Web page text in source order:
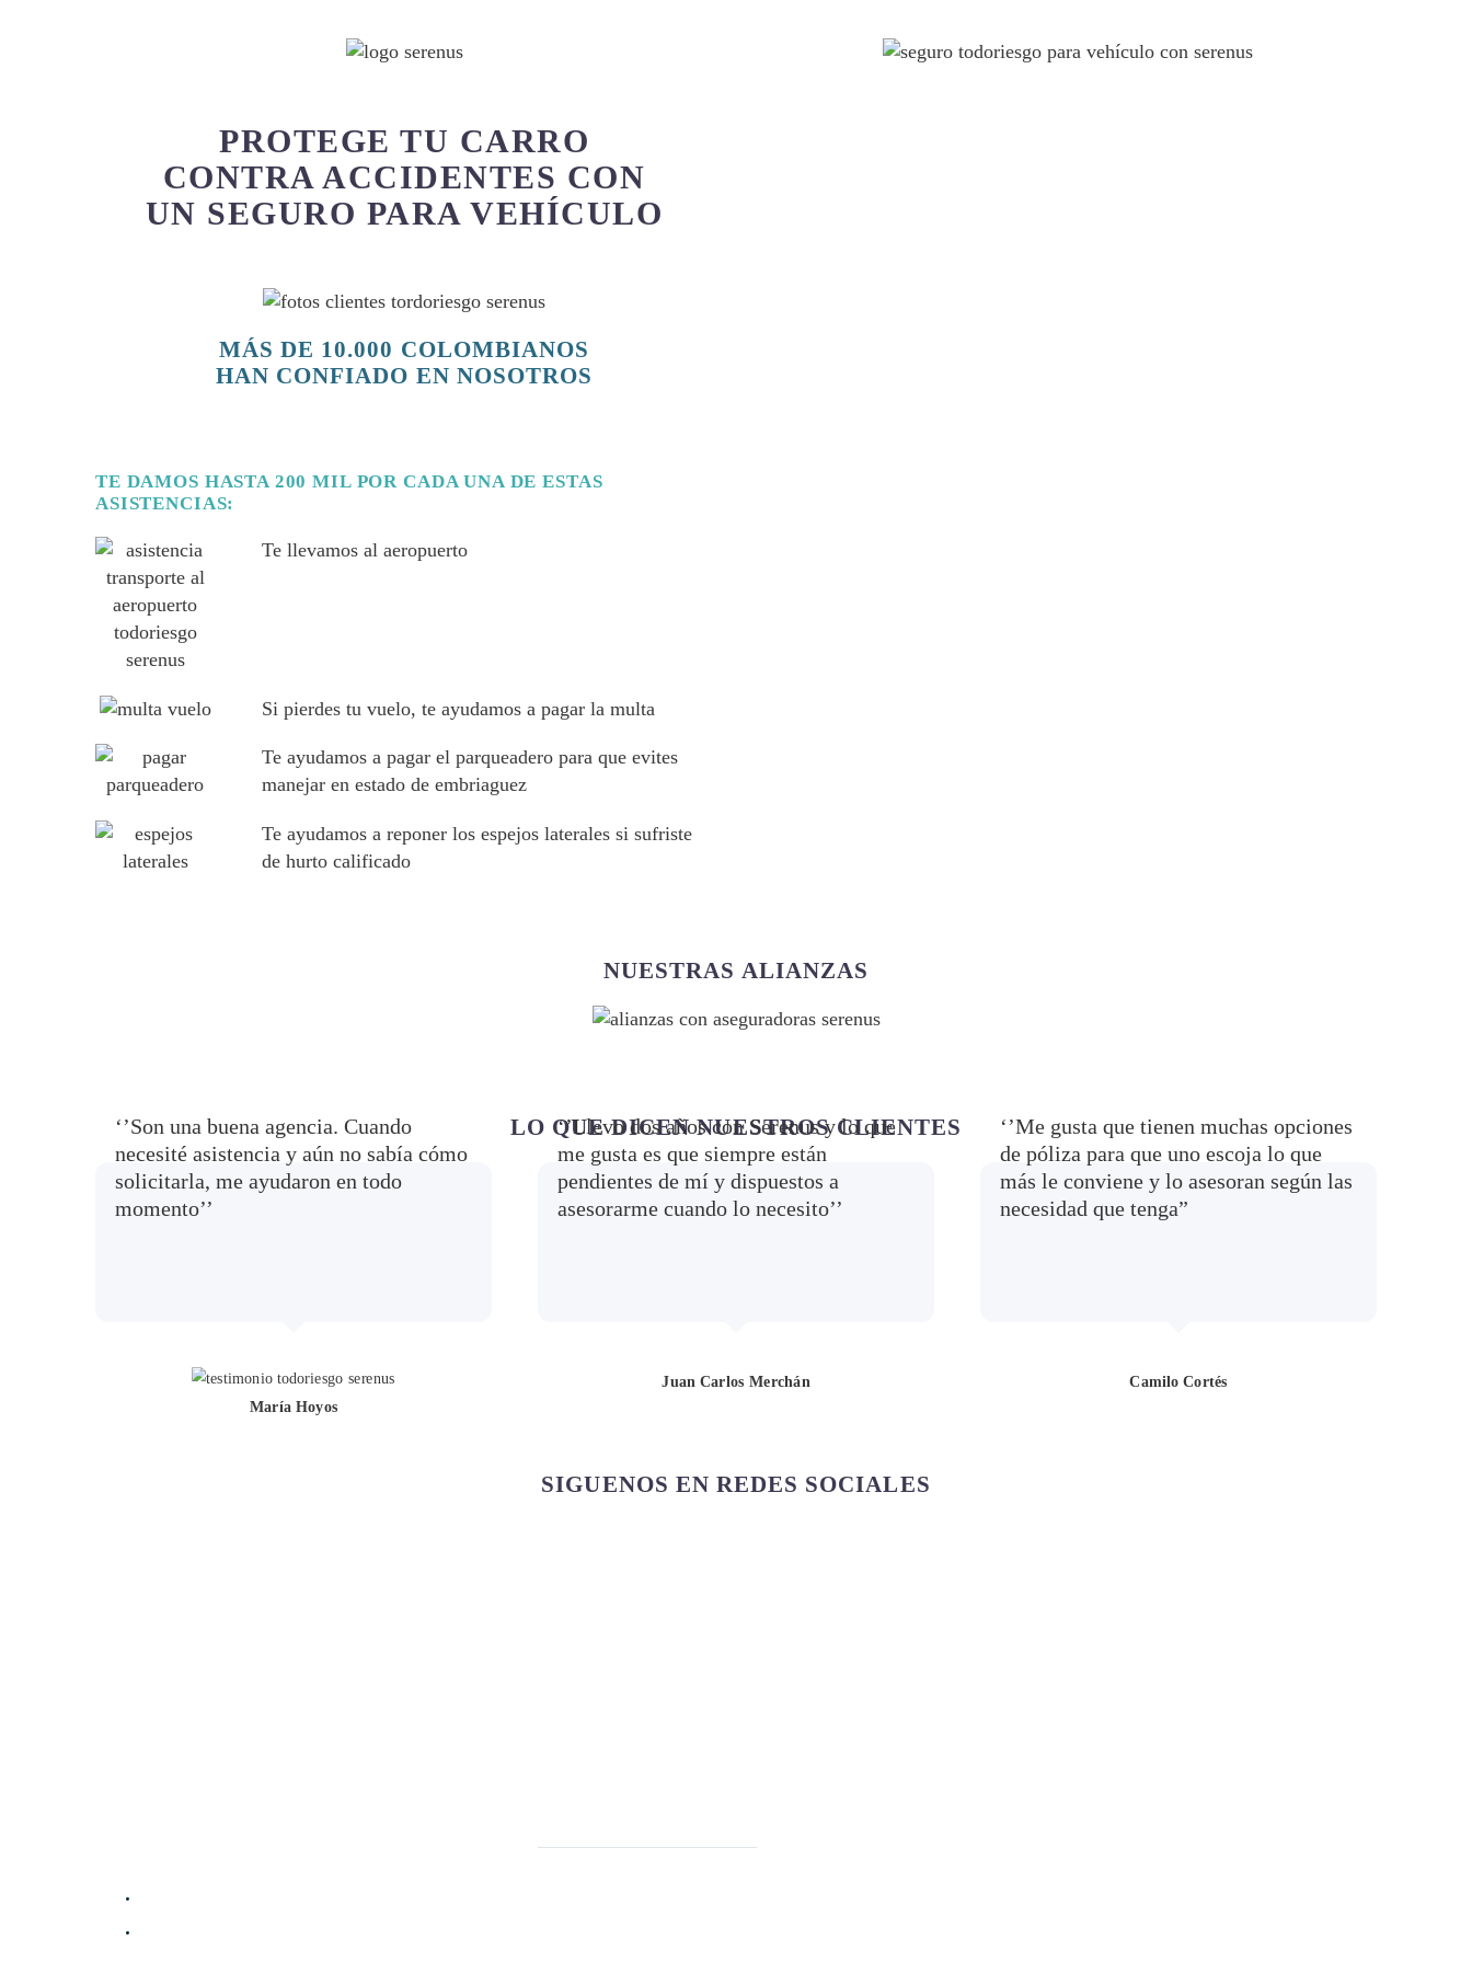
PROTEGE TU CARRO
CONTRA ACCIDENTES CON
UN SEGURO PARA VEHÍCULO
MÁS DE 10.000 COLOMBIANOS
HAN CONFIADO EN NOSOTROS
TE DAMOS HASTA 200 MIL POR CADA UNA DE ESTAS
ASISTENCIAS:
Te llevamos al aeropuerto
Si pierdes tu vuelo, te ayudamos a pagar la multa
Te ayudamos a pagar el parqueadero para que evites
manejar en estado de embriaguez
Te ayudamos a reponer los espejos laterales si sufriste
de hurto calificado
NUESTRAS ALIANZAS
LO QUE DICEN NUESTROS CLIENTES
‘’Son una buena agencia. Cuando
necesité asistencia y aún no sabía cómo
solicitarla, me ayudaron en todo
momento’’
María Hoyos
‘’Llevo dos años con Serenus y lo que
me gusta es que siempre están
pendientes de mí y dispuestos a
asesorarme cuando lo necesito’’
Juan Carlos Merchán
‘’Me gusta que tienen muchas opciones
de póliza para que uno escoja lo que
más le conviene y lo asesoran según las
necesidad que tenga”
Camilo Cortés
SIGUENOS EN REDES SOCIALES